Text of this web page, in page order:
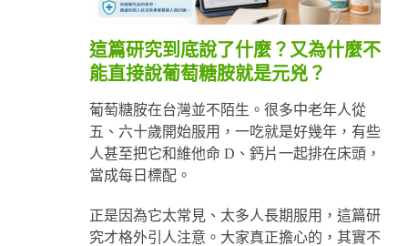
這篇研究到底說了什麼？又為什麼不
能直接說葡萄糖胺就是元兇？
葡萄糖胺在台灣並不陌生。很多中老年人從
五、六十歲開始服用，一吃就是好幾年，有些
人甚至把它和維他命 D、鈣片一起排在床頭，
當成每日標配。
正是因為它太常見、太多人長期服用，這篇研
究才格外引人注意。大家真正擔心的，其實不